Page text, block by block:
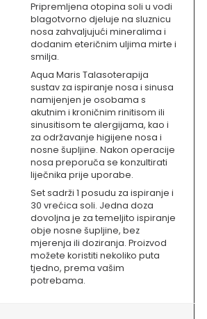
Pripremljena otopina soli u vodi
blagotvorno djeluje na sluznicu
nosa zahvaljujući mineralima i
dodanim eteričnim uljima mirte i
smilja.
Aqua Maris Talasoterapija
sustav za ispiranje nosa i sinusa
namijenjen je osobama s
akutnim i kroničnim rinitisom ili
sinusitisom te alergijama, kao i
za održavanje higijene nosa i
nosne šupljine. Nakon operacije
nosa preporuča se konzultirati
liječnika prije uporabe.
Set sadrži 1 posudu za ispiranje i
30 vrećica soli. Jedna doza
dovoljna je za temeljito ispiranje
obje nosne šupljine, bez
mjerenja ili doziranja. Proizvod
možete koristiti nekoliko puta
tjedno, prema vašim
potrebama.